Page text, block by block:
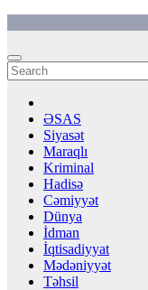
content
ƏSAS
Siyasət
Maraqlı
Kriminal
Hadisə
Cəmiyyət
Dünya
İdman
İqtisadiyyat
Mədəniyyət
Təhsil